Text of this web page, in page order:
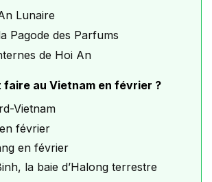
Lunaire
Pagode des Parfums
de Hoi An
faire au Vietnam en février ?
Vietnam
février
en février
la baie d’Halong terrestre